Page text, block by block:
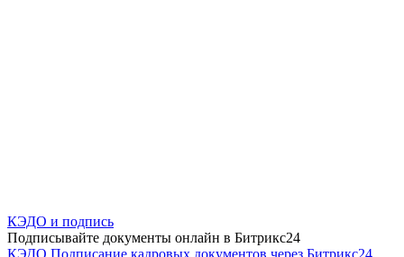
КЭДО и подпись
Подписывайте документы онлайн в Битрикс24
КЭДО Подписание кадровых документов через Битрикс24